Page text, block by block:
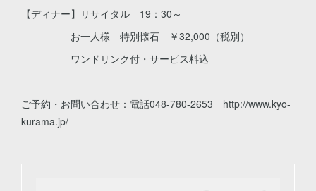
【ディナー】リサイタル 19：30～
お一人様 特別懐石 ￥32,000（税別）
ワンドリンク付・サービス料込
ご予約・お問い合わせ：電話048-780-2653 http://www.kyo-
kurama.jp/